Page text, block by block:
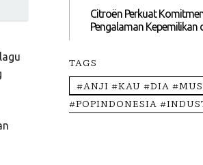
Citroën Perkuat
Pengalaman Kepemilikan
TAGS
#ANJI #KAU #DIA
#POPINDONESIA